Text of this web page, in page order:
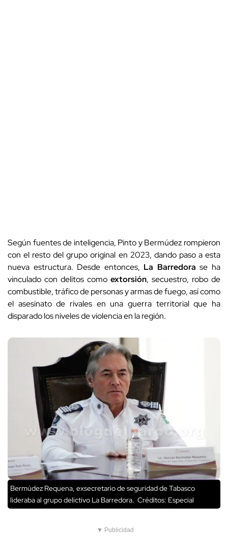
Según fuentes de inteligencia, Pinto y Bermúdez rompieron
con el resto del grupo original en 2023, dando paso a esta
nueva estructura. Desde entonces, La Barredora se ha
vinculado con delitos como extorsión, secuestro, robo de
combustible, tráfico de personas y armas de fuego, así como
el asesinato de rivales en una guerra territorial que ha
disparado los niveles de violencia en la región.
Bermúdez Requena, exsecretario de seguridad de Tabasco
lideraba al grupo delictivo La Barredora. Créditos: Especial
▼ Publicidad